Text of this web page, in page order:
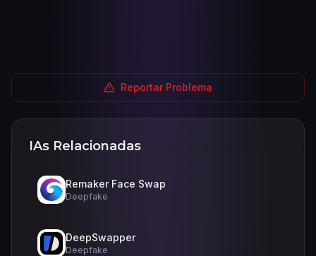
Reportar Problema
IAs Relacionadas
Remaker Face Swap
Deepfake
DeepSwapper
Deepfake